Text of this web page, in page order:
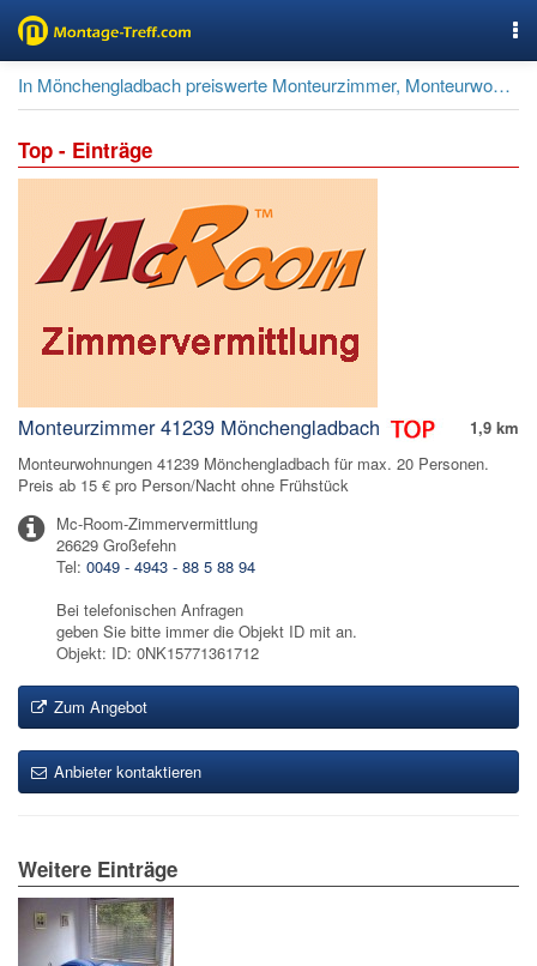
In Mönchengladbach preiswerte Monteurzimmer, Monteurwohnungen suchen und buchen.
Top - Einträge
1,9 km
Monteurzimmer 41239 Mönchengladbach
Monteurwohnungen 41239 Mönchengladbach für max. 20 Personen.
Preis ab 15 € pro Person/Nacht ohne Frühstück
Mc-Room-Zimmervermittlung
26629 Großefehn
Tel: 0049 - 4943 - 88 5 88 94
Bei telefonischen Anfragen
geben Sie bitte immer die Objekt ID mit an.
Objekt: ID: 0NK15771361712
Zum Angebot
Anbieter kontaktieren
Weitere Einträge